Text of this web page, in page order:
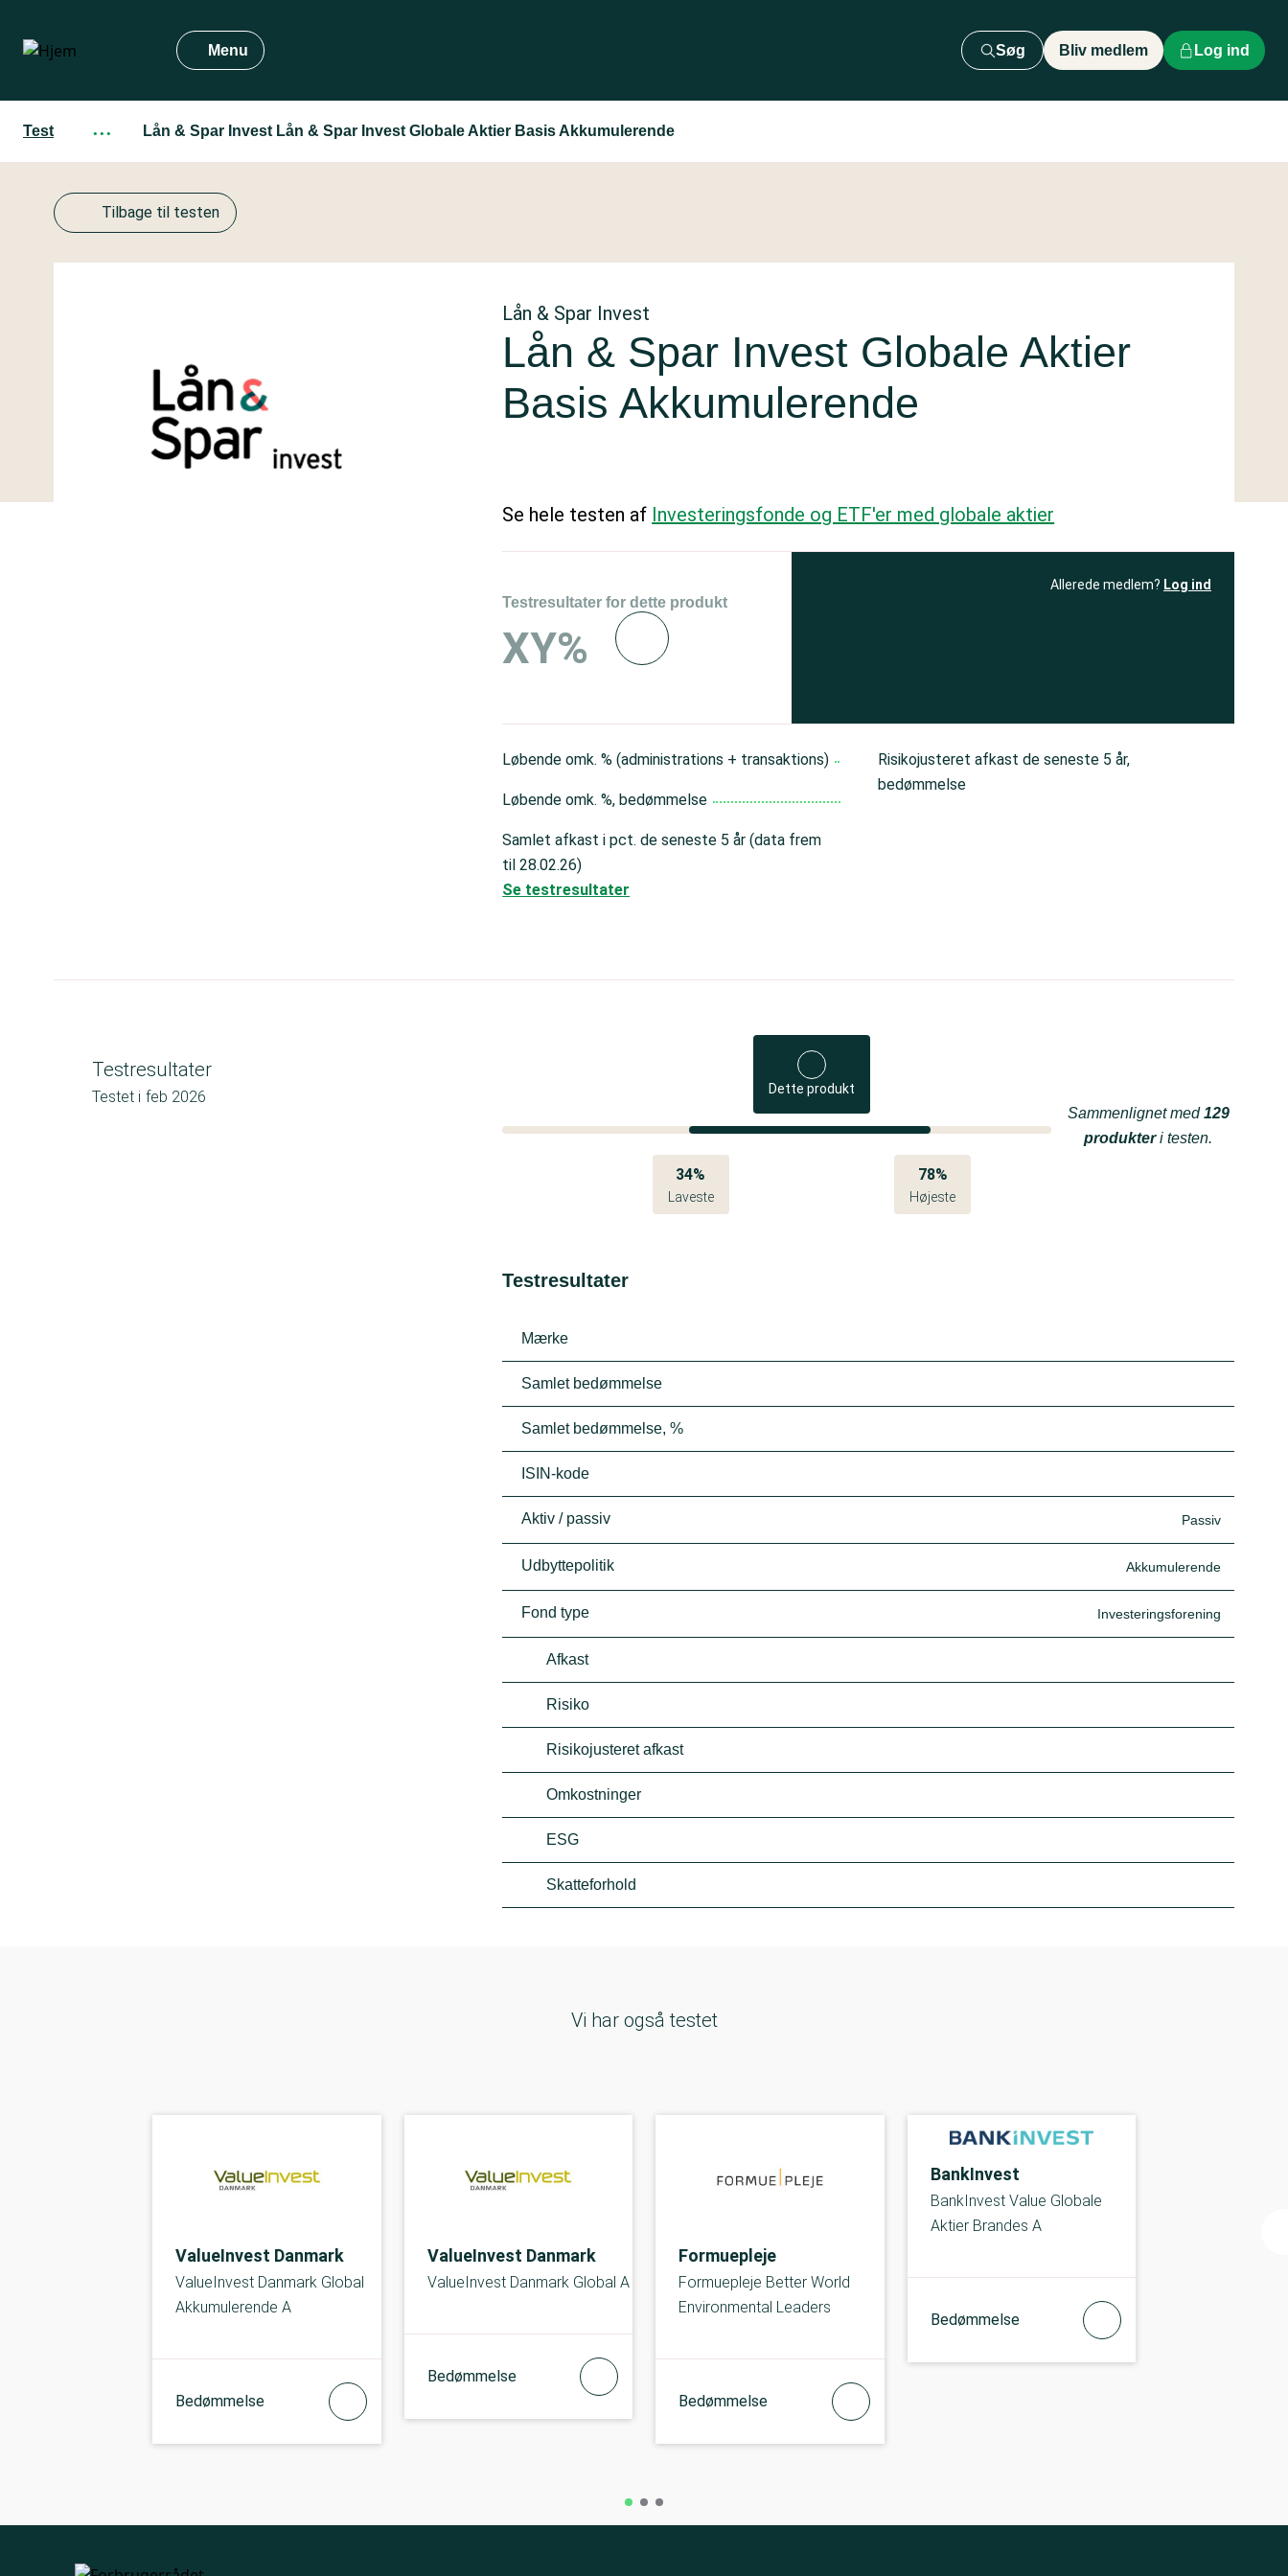
hovedindhold
Menu Søg Bliv medlem Log ind
Test ··· Lån & Spar Invest Lån & Spar Invest Globale Aktier Basis Akkumulerende
Tilbage til testen
Lån & Spar Invest
Lån & Spar Invest Globale Aktier
Basis Akkumulerende
Se hele testen af Investeringsfonde og ETF'er med globale aktier
Testresultater for dette produkt
XY%
Allerede medlem? Log ind
Løbende omk. % (administrations + transaktions)
Løbende omk. %, bedømmelse
Samlet afkast i pct. de seneste 5 år (data frem
til 28.02.26)
Risikojusteret afkast de seneste 5 år,
bedømmelse
Se testresultater
Testresultater
Testet i feb 2026 Dette produkt
34%
Laveste
78%
Højeste
Sammenlignet med129
produkteri testen.
Testresultater
Mærke
Samlet bedømmelse
Samlet bedømmelse, %
ISIN-kode
Aktiv / passiv Passiv
Udbyttepolitik Akkumulerende
Fond type Investeringsforening
Afkast
Risiko
Risikojusteret afkast
Omkostninger
ESG
Skatteforhold
Vi har også testet
ValueInvest Danmark
ValueInvest Danmark Global
Akkumulerende A
Bedømmelse
ValueInvest Danmark
ValueInvest Danmark Global A
Bedømmelse
Formuepleje
Formuepleje Better World
Environmental Leaders
Bedømmelse
BankInvest
BankInvest Value Globale
Aktier Brandes A
Bedømmelse